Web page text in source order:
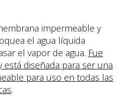
impermeable y
el agua líquida
el vapor de agua. Fue
está diseñada para ser una
para uso en todas las
.